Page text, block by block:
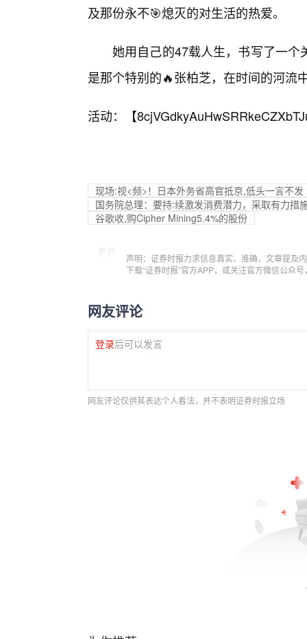
及那份永不🎯熄灭的对生活的热爱。
她用自己的47载人生，书写了一
是那个特别的🔥张柏芝，在时间的河流
活动：【
现场:视<频>！日本外务省高官抵京,低头一言不发
国务院总理：要持:续激发消费潜力，采取有力措
谷歌收,购Cipher Mining5.4%的股份
声明：证券时报力求信息真实、准确，文章提及
下载“证券时报”官方APP，或关注官方微信公众
网友评论
登录后可以发言
网友评论仅供其表达个人看法，并不表明证券时报立场